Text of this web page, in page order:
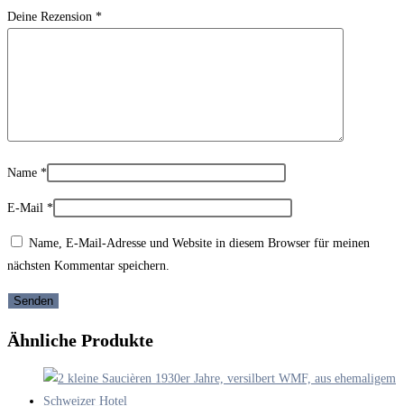
Deine Rezension *
Name *
E-Mail *
Name, E-Mail-Adresse und Website in diesem Browser für meinen
nächsten Kommentar speichern.
Ähnliche Produkte